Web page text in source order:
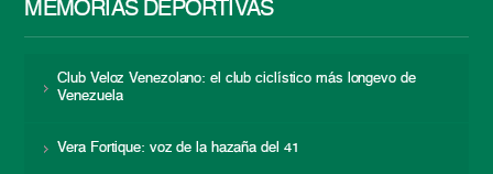
MEMORIAS DEPORTIVAS
Club Veloz Venezolano: el club ciclístico más longevo de
Venezuela
Vera Fortique: voz de la hazaña del 41